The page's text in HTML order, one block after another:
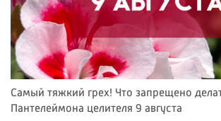
Самый тяжкий грех! Что запрещено
Пантелеймона целителя 9 августа